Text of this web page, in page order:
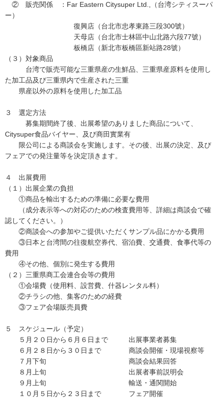
② 販売関係 ：Far Eastern Citysuper Ltd.,（台湾シティスーパ
ー）
復興店（台北市忠孝東路三段300號）
天母店（台北市士林區中山北路六段77號）
板橋店（新北市板橋區新站路28號）
（３）対象商品
台湾で販売可能な三重県産の生鮮品、三重県産原料を使用し
た加工品及び三重県内で生産された三重
県産以外の原料を使用した加工品
３ 選定方法
募集期間終了後、出展希望のありました商品について、
Citysuper食品バイヤー、及び商田實業有
限公司による商談会を実施します。その後、出展の決定、及び
フェアでの発注量等を決定頂きます。
４ 出展費用
（１）出展企業の負担
①商品を輸出するための準備に必要な費用
（成分表示等への対応のための検査費用等、詳細は商談会で確
認してください。）
②商談会への参加やご提供いただくサンプル品にかかる費用
③日本と台湾間の往復航空券代、宿泊費、交通費、食事代等の
費用
④その他、個別に発生する費用
（２）三重県商工会連合会等の費用
①会場費（使用料、設営費、什器レンタル料）
②チラシの他、集客のための経費
③フェア会場販売員費
５ スケジュール（予定）
５月２０日から６月６日まで 出展事業者募集
６月２８日から３０日まで 商談会開催・現場視察等
７月下旬 商談会結果回答
８月上旬 出展者事前説明会
９月上旬 輸送・通関開始
１０月５日から２３日まで フェア開催